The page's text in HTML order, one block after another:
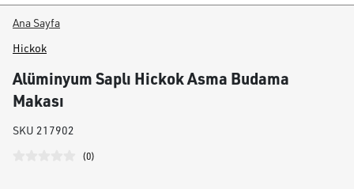
Ana Sayfa
Hickok
Alüminyum Saplı Hickok Asma Budama
Makası
SKU 217902
(0)